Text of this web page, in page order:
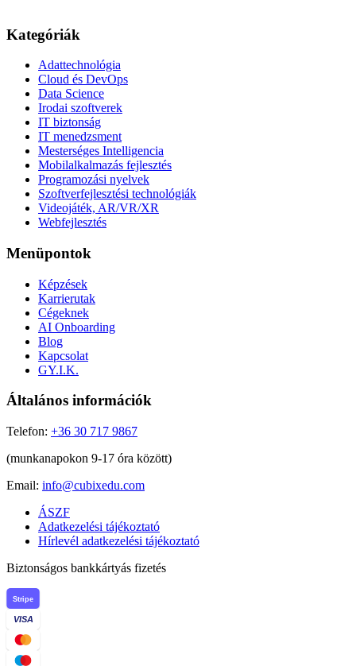
Kategóriák
Adattechnológia
Cloud és DevOps
Data Science
Irodai szoftverek
IT biztonság
IT menedzsment
Mesterséges Intelligencia
Mobilalkalmazás fejlesztés
Programozási nyelvek
Szoftverfejlesztési technológiák
Videojáték, AR/VR/XR
Webfejlesztés
Menüpontok
Képzések
Karrierutak
Cégeknek
AI Onboarding
Blog
Kapcsolat
GY.I.K.
Általános információk
Telefon: +36 30 717 9867
(munkanapokon 9-17 óra között)
Email: info@cubixedu.com
ÁSZF
Adatkezelési tájékoztató
Hírlevél adatkezelési tájékoztató
Biztonságos bankkártyás fizetés
Stripe
VISA